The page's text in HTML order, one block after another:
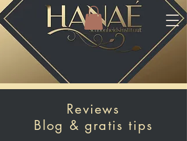
Reviews
Blog & gratis tips